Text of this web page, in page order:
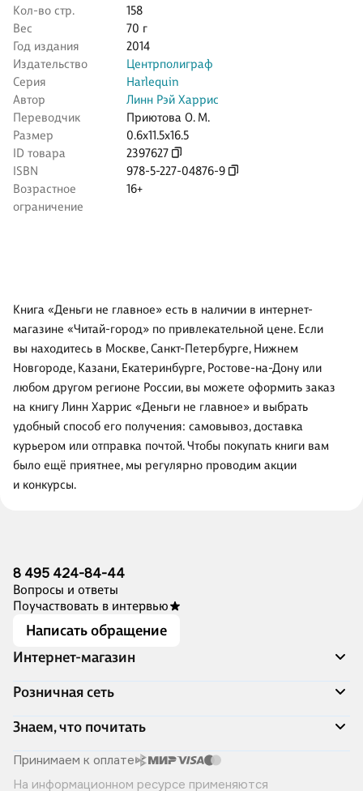
Кол-во стр.
158
Вес
70 г
Год издания
2014
Издательство
Центрполиграф
Серия
Harlequin
Автор
Линн Рэй Харрис
Переводчик
Приютова О. М.
Размер
0.6x11.5x16.5
ID товара
2397627
ISBN
978-5-227-04876-9
Возрастное
ограничение
16+
Книга «Деньги не главное» есть в наличии в интернет-
магазине «Читай-город» по привлекательной цене. Если
вы находитесь в Москве, Санкт-Петербурге, Нижнем
Новгороде, Казани, Екатеринбурге, Ростове-на-Дону или
любом другом регионе России, вы можете оформить заказ
на книгу Линн Харрис «Деньги не главное» и выбрать
удобный способ его получения: самовывоз, доставка
курьером или отправка почтой. Чтобы покупать книги вам
было ещё приятнее, мы регулярно проводим акции
и конкурсы.
8 495 424-84-44
Вопросы и ответы
Поучаствовать в интервью
Написать обращение
Интернет-магазин
Акции
Доставка и оплата
Программа лояльности
Подарочные сертификаты
Правила продажи
Политика конфиденциальности
Розничная сеть
Адреса магазинов
Книжный Дозор
О компании
Читай-город для бизнеса
Знаем, что почитать
Скоро в продаже
Принимаем к оплате
На информационном ресурсе применяются